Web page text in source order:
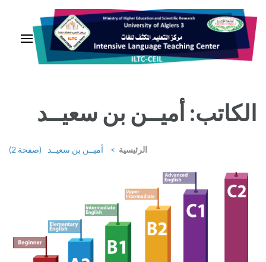
تخطى
إلى
المحتوى
(اضغط
الكاتب: أميــن بن سعيــد
الرئيسية > أميــن بن سعيــد (صفحة 2)